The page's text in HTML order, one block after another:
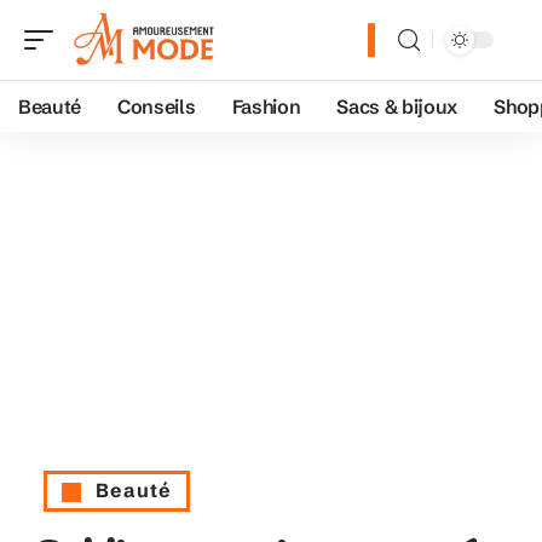
Beauté Conseils Fashion Sacs & bijoux
Beauté